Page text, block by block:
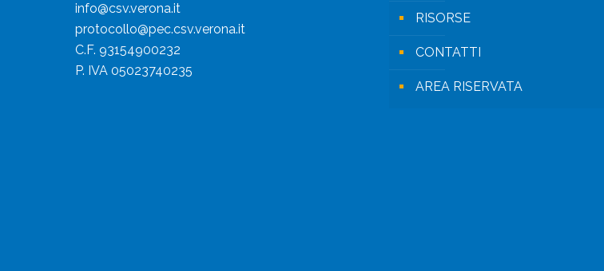
info@csv.verona.it
protocollo@pec.csv.verona.it
C.F. 93154900232
P. IVA 05023740235
RISORSE
CONTATTI
AREA RISERVATA